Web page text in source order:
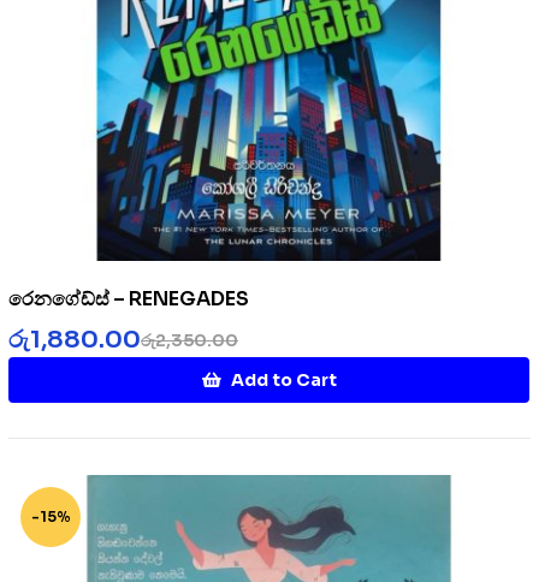
රෙනගේඩ්ස් – RENEGADES
රු2,350.00
රු1,880.00
Add to Cart
-15%